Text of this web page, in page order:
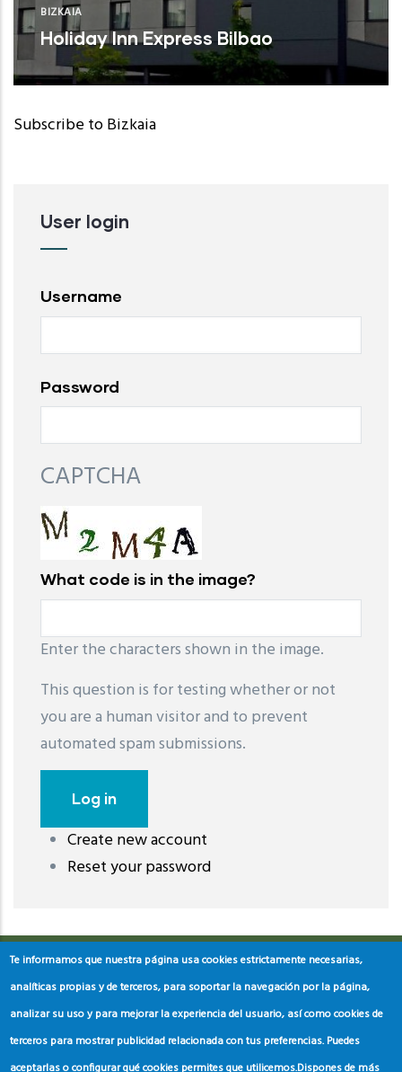
BIZKAIA
Holiday Inn Express Bilbao
Subscribe to Bizkaia
User login
Username
Password
CAPTCHA
What code is in the image?
Enter the characters shown in the image.
This question is for testing whether or not
you are a human visitor and to prevent
automated spam submissions.
Create new account
Reset your password
레딧 다운로드coloring pages printable
download
Te informamos que nuestra página usa cookies estrictamente necesarias,
analíticas propias y de terceros, para soportar la navegación por la página,
analizar su uso y para mejorar la experiencia del usuario, así como cookies de
terceros para mostrar publicidad relacionada con tus preferencias. Puedes
aceptarlas o configurar qué cookies permites que utilicemos.Dispones de más